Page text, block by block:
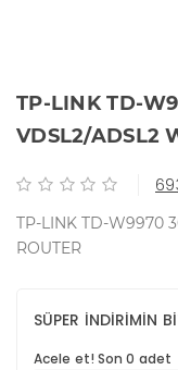
TP-LINK TD-
VDSL2/ADSL2
TP-LINK TD-W9970
ROUTER
SÜPER İNDİRİMİN
Acele et! Son 0 adet